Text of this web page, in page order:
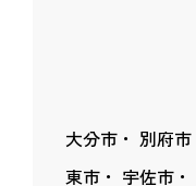
大分市 別府市
東市
宇佐市